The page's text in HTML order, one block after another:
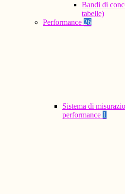
Bandi di
tabelle)
Performance 26
Sistema di
performance 1